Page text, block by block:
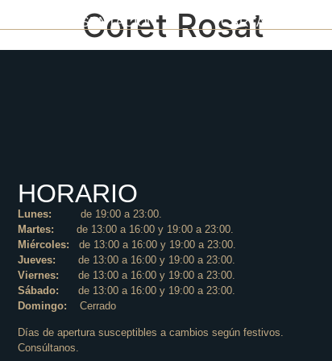
PRESENTACIÓN CARTA
Coret Rosat
HORARIO
Lunes: de 19:00 a 23:00.
Martes: de 13:00 a 16:00 y 19:00 a 23:00.
Miércoles: de 13:00 a 16:00 y 19:00 a 23:00.
Jueves: de 13:00 a 16:00 y 19:00 a 23:00.
Viernes: de 13:00 a 16:00 y 19:00 a 23:00.
Sábado: de 13:00 a 16:00 y 19:00 a 23:00.
Domingo: Cerrado
Días de apertura susceptibles a cambios según festivos.
Consúltanos.